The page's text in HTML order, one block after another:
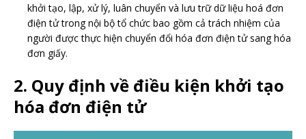
khởi tạo, lập, xử lý, luân chuyển và lưu trữ dữ liệu hoá đơn
điện tử trong nội bộ tổ chức bao gồm cả trách nhiệm của
người được thực hiện chuyển đổi hóa đơn điện tử sang hóa
đơn giấy.
2. Quy định về điều kiện khởi tạo
hóa đơn điện tử